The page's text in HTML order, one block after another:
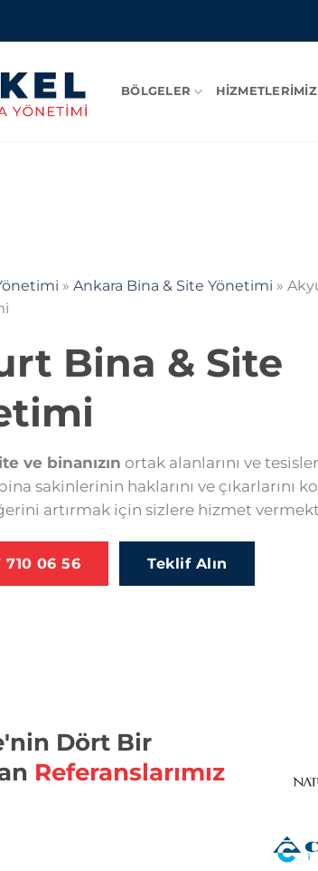
BÖLGELER HIZMETLERIMIZ
» Ankara Bina & Site Yönetimi »
Bina & Site
ve binanızın ortak alanlarını ve
sakinlerinin haklarını ve çıkarlarını
artırmak için sizlere hizmet
710 06 56 Teklif Alın
Dört Bir
Referanslarımız